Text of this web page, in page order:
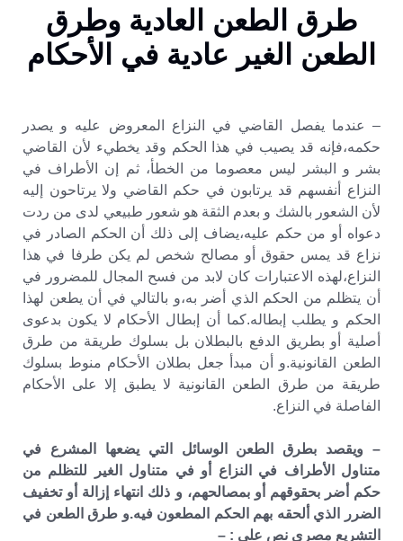
طرق الطعن العادية وطرق
الطعن الغير عادية في الأحكام
– عندما يفصل القاضي في النزاع المعروض عليه و يصدر
حكمه،فإنه قد يصيب في هذا الحكم وقد يخطيء لأن القاضي
بشر و البشر ليس معصوما من الخطأ، ثم إن الأطراف في
النزاع أنفسهم قد يرتابون في حكم القاضي ولا يرتاحون إليه
لأن الشعور بالشك و بعدم الثقة هو شعور طبيعي لدى من ردت
دعواه أو من حكم عليه،يضاف إلى ذلك أن الحكم الصادر في
نزاع قد يمس حقوق أو مصالح شخص لم يكن طرفا في هذا
النزاع،لهذه الاعتبارات كان لابد من فسح المجال للمضرور في
أن يتظلم من الحكم الذي أضر به،و بالتالي في أن يطعن لهذا
الحكم و يطلب إبطاله.كما أن إبطال الأحكام لا يكون بدعوى
أصلية أو بطريق الدفع بالبطلان بل بسلوك طريقة من طرق
الطعن القانونية.و أن مبدأ جعل بطلان الأحكام منوط بسلوك
طريقة من طرق الطعن القانونية لا يطبق إلا على الأحكام
الفاصلة في النزاع.
– ويقصد بطرق الطعن الوسائل التي يضعها المشرع في
متناول الأطراف في النزاع أو في متناول الغير للتظلم من
حكم أضر بحقوقهم أو بمصالحهم، و ذلك انتهاء إزالة أو تخفيف
الضرر الذي ألحقه بهم الحكم المطعون فيه.و طرق الطعن في
التشريع مصرى نص على : –